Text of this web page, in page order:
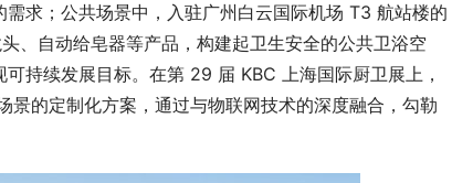
求；公共场景中，入驻广州白云国际机场 T3 航站楼的
、自动给皂器等产品，构建起卫生安全的公共卫浴空
持续发展目标。在第 29 届 KBC 上海国际厨卫展上，
的定制化方案，通过与物联网技术的深度融合，勾勒